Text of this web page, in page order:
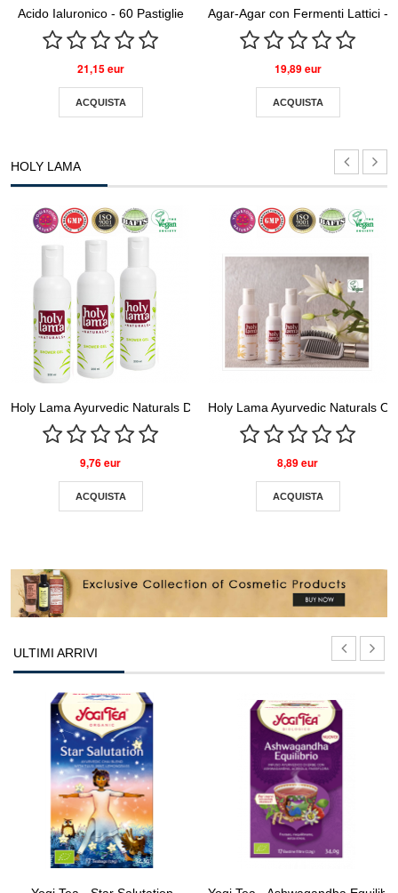
Acido Ialuronico - 60 Pastiglie
21,15 eur
ACQUISTA
Agar-Agar con Fermenti Lattici -
19,89 eur
ACQUISTA
HOLY LAMA
Holy Lama Ayurvedic Naturals Doccia Gel
9,76 eur
ACQUISTA
Holy Lama Ayurvedic Naturals
8,89 eur
ACQUISTA
ULTIMI ARRIVI